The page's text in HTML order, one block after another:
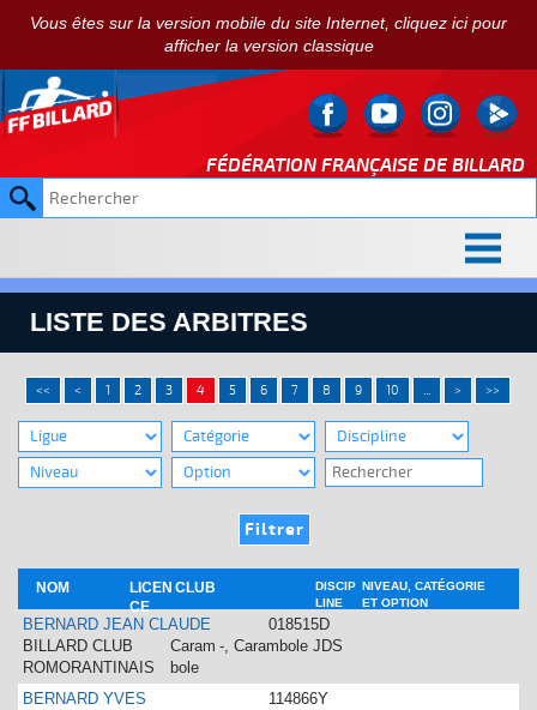
Vous êtes sur la version mobile du site Internet, cliquez ici pour
afficher la version classique
FÉDÉRATION FRANÇAISE DE BILLARD
LISTE DES ARBITRES
<< < 1 2 3 4 5 6 7 8 9 10 ... > >>
NOM
LICEN
CE
CLUB
DISCIP
LINE
NIVEAU, CATÉGORIE
ET OPTION
BERNARD JEAN CLAUDE
018515D
BILLARD CLUB
ROMORANTINAIS
Caram
bole
-, Carambole JDS
BERNARD YVES
114866Y